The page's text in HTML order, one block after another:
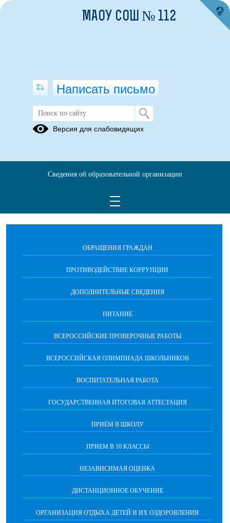
Информация для классных
руководитлей
ОБРАЩЕНИЯ ГРАЖДАН
ПРОТИВОДЕЙСТВИЕ КОРРУПЦИИ
ДОПОЛНИТЕЛЬНЫЕ СВЕДЕНИЯ
ПИТАНИЕ
ВСЕРОССИЙСКИЕ ПРОВЕРОЧНЫЕ РАБОТЫ
ВСЕРОССИЙСКАЯ ОЛИМПИАДА ШКОЛЬНИКОВ
ВОСПИТАТЕЛЬНАЯ РАБОТА
ГОСУДАРСТВЕННАЯ ИТОГОВАЯ АТТЕСТАЦИЯ
ПРИЁМ В ШКОЛУ
ПРИЕМ В 10 КЛАССЫ
НЕЗАВИСИМАЯ ОЦЕНКА
ДИСТАНЦИОННОЕ ОБУЧЕНИЕ
ОРГАНИЗАЦИЯ ОТДЫХА ДЕТЕЙ И ИХ ОЗДОРОВЛЕНИЯ
МАОУ СОШ № 112
Написать письмо
Версия для слабовидящих
Сведения об образовательной организации